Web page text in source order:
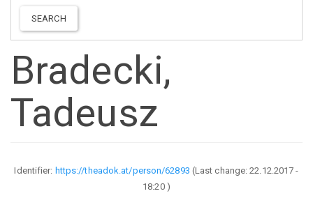
SEARCH
Bradecki,
Tadeusz
Identifier: https://theadok.at/person/62893 (Last change:22.12.2017 -
18:20)